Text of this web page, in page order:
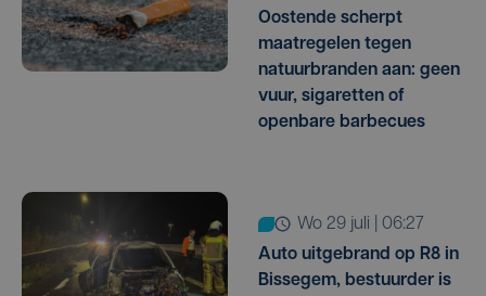
Oostende scherpt
maatregelen tegen
natuurbranden aan: geen
vuur, sigaretten of
openbare barbecues
wo 29 juli | 06:27
Auto uitgebrand op R8 in
Bissegem, bestuurder is